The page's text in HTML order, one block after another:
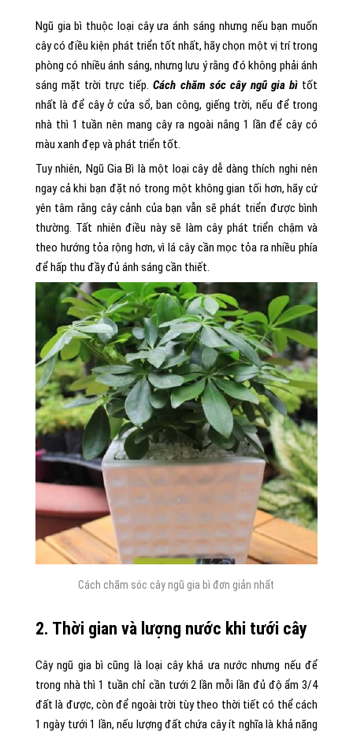
Ngũ gia bì thuộc loại cây ưa ánh sáng nhưng nếu bạn muốn
cây có điều kiện phát triển tốt nhất, hãy chọn một vị trí trong
phòng có nhiều ánh sáng, nhưng lưu ý rằng đó không phải ánh
sáng mặt trời trực tiếp.Cách chăm sóc cây ngũ gia bì tốt
nhất là để cây ở cửa sổ, ban công, giếng trời, nếu để trong
nhà thì 1 tuần nên mang cây ra ngoài nắng 1 lần để cây có
màu xanh đẹp và phát triển tốt.
Tuy nhiên, Ngũ Gia Bì là một loại cây dễ dàng thích nghi nên
ngay cả khi bạn đặt nó trong một không gian tối hơn, hãy cứ
yên tâm rằng cây cảnh của bạn vẫn sẽ phát triển được bình
thường. Tất nhiên điều này sẽ làm cây phát triển chậm và
theo hướng tỏa rộng hơn, vì lá cây cần mọc tỏa ra nhiều phía
để hấp thu đầy đủ ánh sáng cần thiết.
Cách chăm sóc cây ngũ gia bì đơn giản nhất
2. Thời gian và lượng nước khi tưới cây
Cây ngũ gia bì cũng là loại cây khá ưa nước nhưng nếu để
trong nhà thì 1 tuần chỉ cần tưới 2 lần mỗi lần đủ độ ẩm 3/4
đất là được, còn để ngoài trời tùy theo thời tiết có thể cách
1 ngày tưới 1 lần, nếu lượng đất chứa cây ít nghĩa là khả năng